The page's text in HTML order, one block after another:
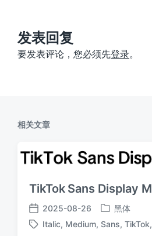
：
发表回复
要发表评论，您必须先登录。
相关文章
TikTok Sans Display
发
布
2025-08-26
发
布
黑体
标
Italic, Medium, Sans, TikTok,